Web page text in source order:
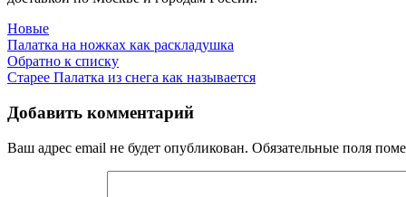
Новые
Палатка на ножках как раскладушка
Обратно к списку
Старее Палатка из снега как называется
Добавить комментарий
Ваш адрес email не будет опубликован. Обязательные поля